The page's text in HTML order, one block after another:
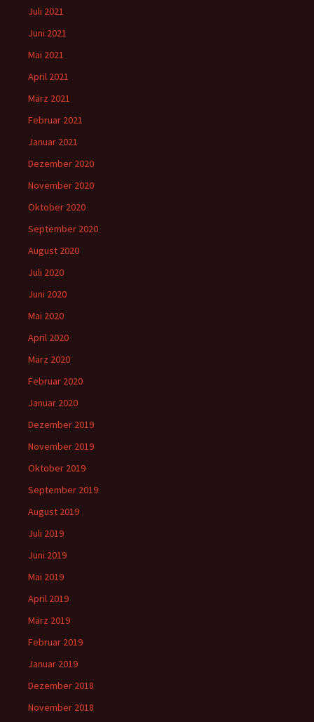
Juli 2021
Juni 2021
Mai 2021
April 2021
März 2021
Februar 2021
Januar 2021
Dezember 2020
November 2020
Oktober 2020
September 2020
August 2020
Juli 2020
Juni 2020
Mai 2020
April 2020
März 2020
Februar 2020
Januar 2020
Dezember 2019
November 2019
Oktober 2019
September 2019
August 2019
Juli 2019
Juni 2019
Mai 2019
April 2019
März 2019
Februar 2019
Januar 2019
Dezember 2018
November 2018